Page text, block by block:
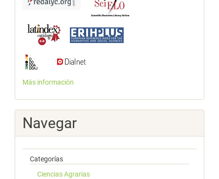
Más información
Navegar
Categorías
Ciencias Agrarias